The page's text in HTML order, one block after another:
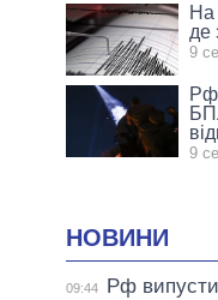
На
де
9
Рф
9
НОВИНИ
09:44
Рф